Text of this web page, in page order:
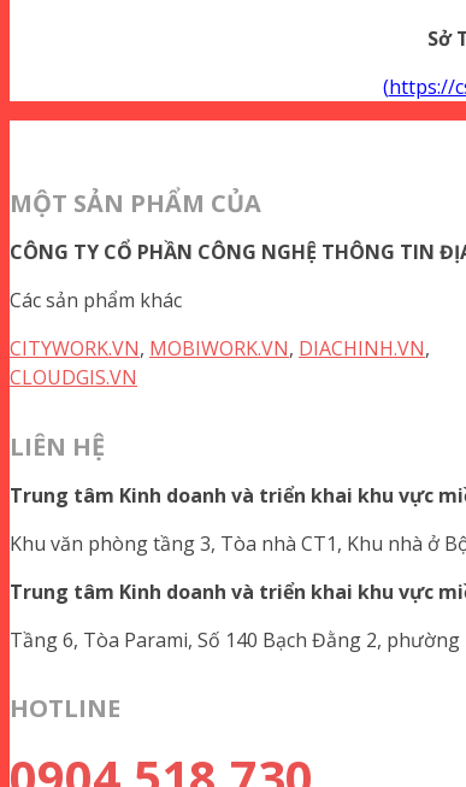
Sở
(https://
MỘT SẢN PHẨM CỦA
CÔNG TY CỔ PHẦN CÔNG NGHỆ THÔNG TIN
Các sản phẩm khác
CITYWORK.VN, MOBIWORK.VN, DIACHINH.VN,
CLOUDGIS.VN
LIÊN HỆ
Trung tâm Kinh doanh và triển khai khu vực
Khu văn phòng tầng 3, Tòa nhà CT1, Khu nhà ở
Trung tâm Kinh doanh và triển khai khu vực
Tầng 6, Tòa Parami, Số 140 Bạch Đằng 2,
HOTLINE